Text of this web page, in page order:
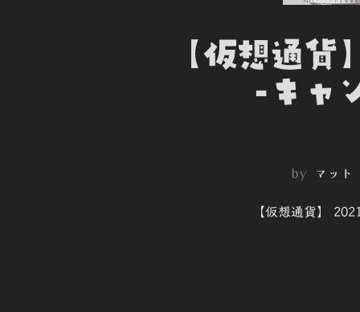
【仮想通
-キャ
by マット
【仮想通貨】